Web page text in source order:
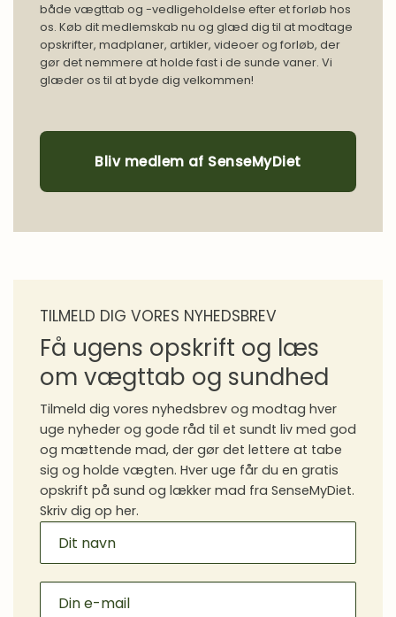
både vægttab og -vedligeholdelse efter et forløb hos
os. Køb dit medlemskab nu og glæd dig til at modtage
opskrifter, madplaner, artikler, videoer og forløb, der
gør det nemmere at holde fast i de sunde vaner. Vi
glæder os til at byde dig velkommen!
Bliv medlem af SenseMyDiet
TILMELD DIG VORES NYHEDSBREV
Få ugens opskrift og læs
om vægttab og sundhed
Tilmeld dig vores nyhedsbrev og modtag hver
uge nyheder og gode råd til et sundt liv med god
og mættende mad, der gør det lettere at tabe
sig og holde vægten. Hver uge får du en gratis
opskrift på sund og lækker mad fra SenseMyDiet.
Skriv dig op her.
SIGNUP